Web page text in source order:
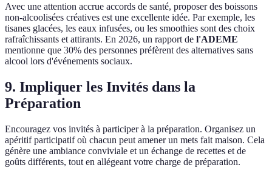
Avec une attention accrue accords de santé, proposer des boissons
non-alcoolisées créatives est une excellente idée. Par exemple, les
tisanes glacées, les eaux infusées, ou les smoothies sont des choix
rafraîchissants et attirants. En 2026, un rapport de l'ADEME
mentionne que 30% des personnes préfèrent des alternatives sans
alcool lors d'événements sociaux.
9. Impliquer les Invités dans la
Préparation
Encouragez vos invités à participer à la préparation. Organisez un
apéritif participatif où chacun peut amener un mets fait maison. Cela
génère une ambiance conviviale et un échange de recettes et de
goûts différents, tout en allégeant votre charge de préparation.